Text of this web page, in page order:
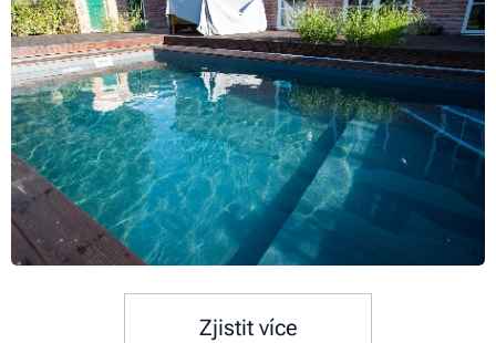
Zjistit více